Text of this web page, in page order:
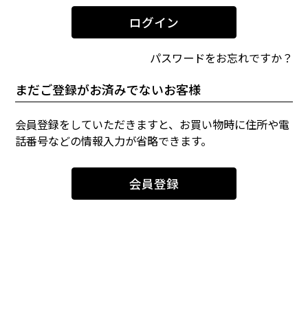
)
ログイン
パスワードをお忘れですか？
まだご登録がお済みでないお客様
会員登録をしていただきますと、お買い物時に住所や電
話番号などの情報入力が省略できます。
会員登録